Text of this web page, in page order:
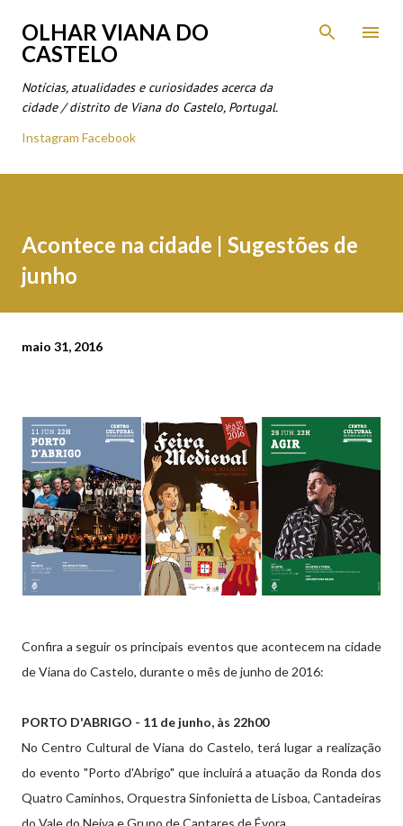
Avançar para o conteúdo principal
OLHAR VIANA DO
CASTELO
Notícias, atualidades e curiosidades acerca da
cidade / distrito de Viana do Castelo, Portugal.
Instagram Facebook
Acontece na cidade | Sugestões de
junho
maio 31, 2016
Confira a seguir os principais eventos que acontecem na cidade
de Viana do Castelo, durante o mês de junho de 2016:
PORTO D'ABRIGO - 11 de junho, às 22h00
No Centro Cultural de Viana do Castelo, terá lugar a realização
do evento "Porto d'Abrigo" que incluirá a atuação da Ronda dos
Quatro Caminhos, Orquestra Sinfonietta de Lisboa, Cantadeiras
do Vale do Neiva e Grupo de Cantares de Évora.